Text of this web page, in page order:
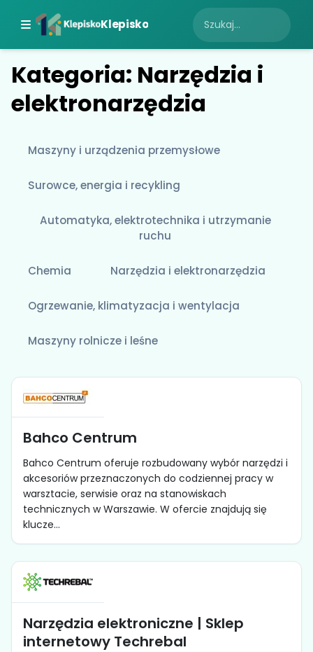
Klepisko
Kategoria: Narzędzia i
elektronarzędzia
Maszyny i urządzenia przemysłowe
Surowce, energia i recykling
Automatyka, elektrotechnika i utrzymanie
ruchu
Chemia Narzędzia i elektronarzędzia
Ogrzewanie, klimatyzacja i wentylacja
Maszyny rolnicze i leśne
Bahco Centrum
Bahco Centrum oferuje rozbudowany wybór narzędzi i
akcesoriów przeznaczonych do codziennej pracy w
warsztacie, serwisie oraz na stanowiskach
technicznych w Warszawie. W ofercie znajdują się
klucze...
Narzędzia elektroniczne | Sklep
internetowy Techrebal